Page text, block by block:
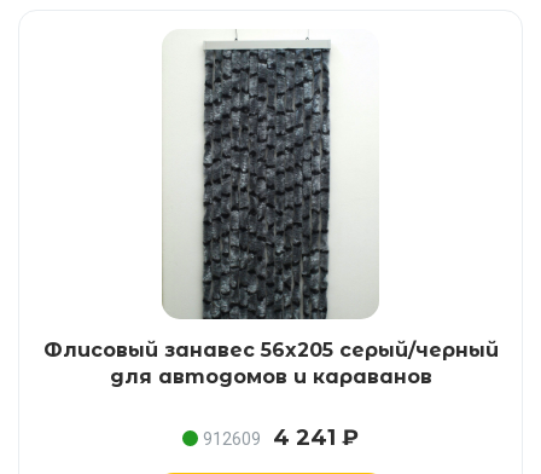
Флисовый занавес 56x205 серый/черный
для автодомов и караванов
912609 4 241 ₽